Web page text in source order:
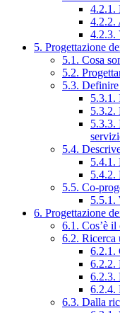
4.2.1.
4.2.2.
4.2.3.
5. Progettazione
5.1. Cosa
5.2.
5.3.
5.3.1.
5.3.2.
5.3.3.
5.4.
5.4.1.
5.4.2.
5.5. Co-
5.5.1.
6. Progettazione
6.1. Cos’è il
6.2. Ricerca
6.2.1.
6.2.2.
6.2.3.
6.2.4.
6.3. Dalla